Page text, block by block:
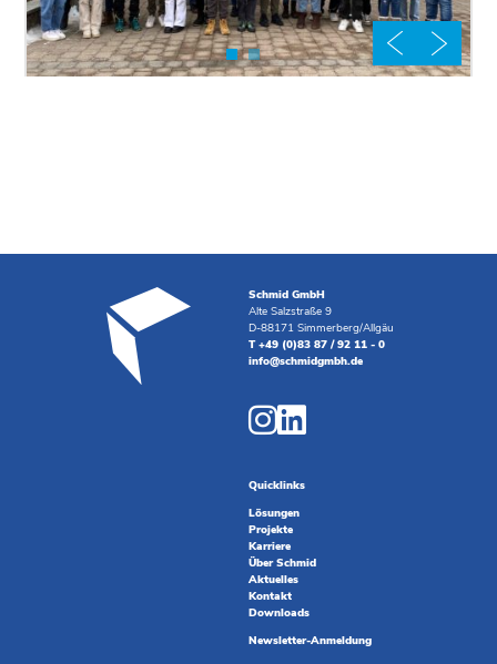
Schmid GmbH
Alte Salzstraße 9
D-88171 Simmerberg/Allgäu
T +49 (0)83 87 / 92 11 - 0
info@schmidgmbh.de
Quicklinks
Lösungen
Projekte
Karriere
Über Schmid
Aktuelles
Kontakt
Downloads
Newsletter-Anmeldung